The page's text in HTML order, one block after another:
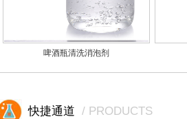
啤酒瓶清洗消泡剂
快捷通道 / PRODUCTS